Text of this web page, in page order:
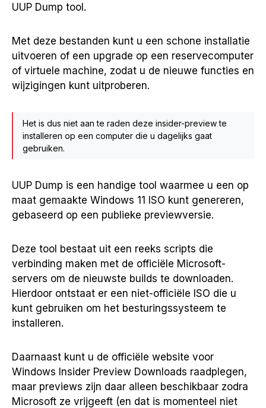
UUP Dump tool.
Met deze bestanden kunt u een schone installatie
uitvoeren of een upgrade op een reservecomputer
of virtuele machine, zodat u de nieuwe functies en
wijzigingen kunt uitproberen.
Het is dus niet aan te raden deze insider-preview te
installeren op een computer die u dagelijks gaat
gebruiken.
UUP Dump is een handige tool waarmee u een op
maat gemaakte Windows 11 ISO kunt genereren,
gebaseerd op een publieke previewversie.
Deze tool bestaat uit een reeks scripts die
verbinding maken met de officiële Microsoft-
servers om de nieuwste builds te downloaden.
Hierdoor ontstaat er een niet-officiële ISO die u
kunt gebruiken om het besturingssysteem te
installeren.
Daarnaast kunt u de officiële website voor
Windows Insider Preview Downloads raadplegen,
maar previews zijn daar alleen beschikbaar zodra
Microsoft ze vrijgeeft (en dat is momenteel niet